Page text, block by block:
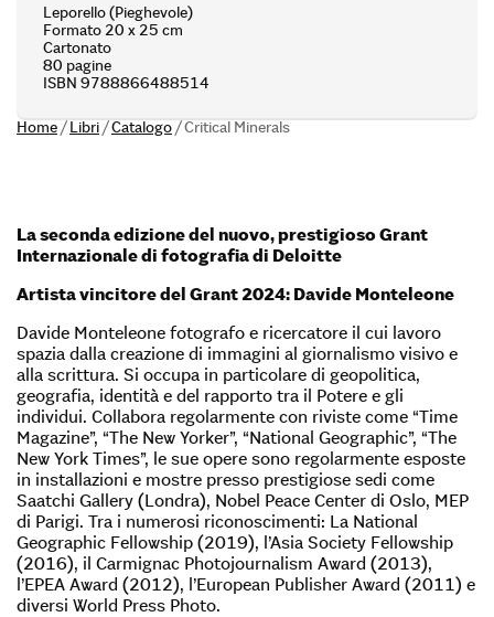
Leporello (Pieghevole)
Formato 20 x 25 cm
Cartonato
80 pagine
ISBN 9788866488514
Home/Libri/Catalogo/Critical Minerals
La seconda edizione del nuovo, prestigioso Grant
Internazionale di fotografia di Deloitte
Artista vincitore del Grant 2024: Davide Monteleone
Davide Monteleone fotografo e ricercatore il cui lavoro
spazia dalla creazione di immagini al giornalismo visivo e
alla scrittura. Si occupa in particolare di geopolitica,
geografia, identità e del rapporto tra il Potere e gli
individui. Collabora regolarmente con riviste come “Time
Magazine”, “The New Yorker”, “National Geographic”, “The
New York Times”, le sue opere sono regolarmente esposte
in installazioni e mostre presso prestigiose sedi come
Saatchi Gallery (Londra), Nobel Peace Center di Oslo, MEP
di Parigi. Tra i numerosi riconoscimenti: La National
Geographic Fellowship (2019), l’Asia Society Fellowship
(2016), il Carmignac Photojournalism Award (2013),
l’EPEA Award (2012), l’European Publisher Award (2011) e
diversi World Press Photo.